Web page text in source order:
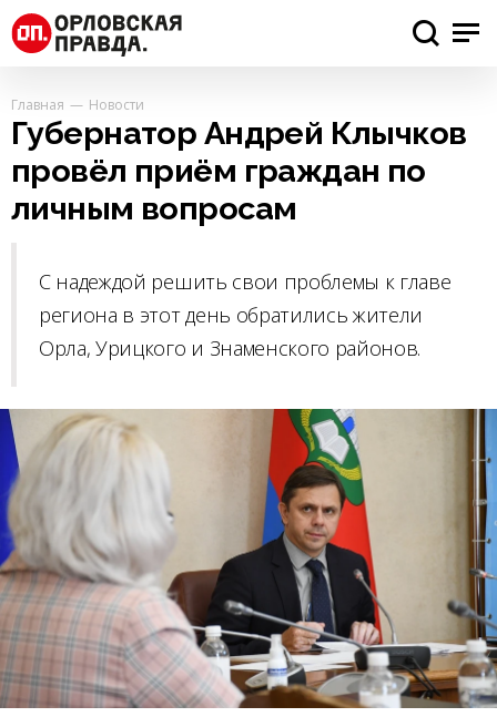
Главная Новости
Губернатор Андрей Клычков
провёл приём граждан по
личным вопросам
С надеждой решить свои проблемы к главе
региона в этот день обратились жители
Орла, Урицкого и Знаменского районов.